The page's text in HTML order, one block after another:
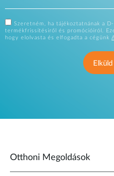
Szeretném, ha tájékoztatnának a
termékfrissítésiről és promócióiról.
hogy elolvasta és elfogadta a cégünk
Elküld
Otthoni Megoldások